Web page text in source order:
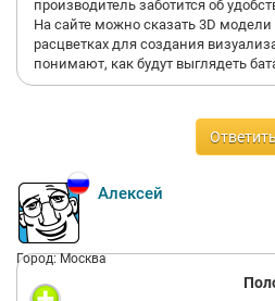
производитель заботится об
На сайте можно сказать 3D модели
расцветках для создания
понимают, как будут выглядеть
Ответить
Алексей
Город: Москва